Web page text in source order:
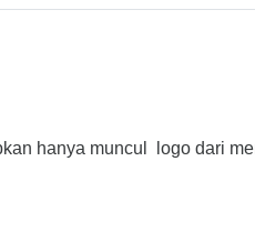
hanya muncul logo dari